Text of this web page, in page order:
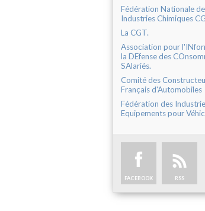
Fédération Nationale
Industries Chimiques
La CGT.
Association pour
la DEfense des
SAlariés.
Comité des
Français d'Automobiles
Fédération des
Equipements pour
FACEBOOK RSS